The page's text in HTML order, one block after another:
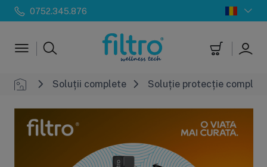
0752.345.876
Soluții complete Soluție protecție